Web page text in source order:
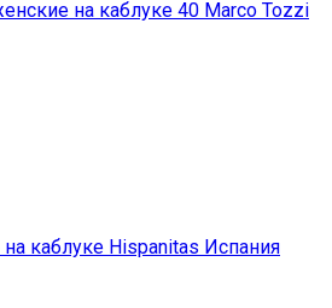
на каблуке 40 Marсo Tozzi
каблуке Hispanitas Испания